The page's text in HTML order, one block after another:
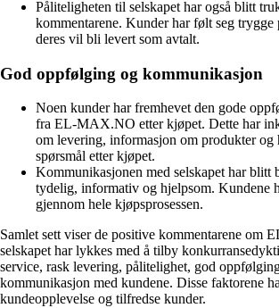
Påliteligheten til selskapet har også blitt
kommentarene. Kunder har følt seg trygge
deres vil bli levert som avtalt.
God oppfølging og kommunikasjon
Noen kunder har fremhevet den gode
fra EL-MAX.NO etter kjøpet. Dette har
om levering, informasjon om produkter og
spørsmål etter kjøpet.
Kommunikasjonen med selskapet har blitt
tydelig, informativ og hjelpsom. Kundene
gjennom hele kjøpsprosessen.
Samlet sett viser de positive kommentarene om
selskapet har lykkes med å tilby
service, rask levering, pålitelighet, god
kommunikasjon med kundene. Disse faktorene
kundeopplevelse og tilfredse kunder.